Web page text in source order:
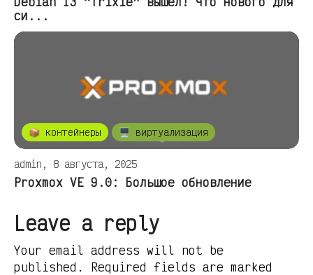
си...
📦 контейнеры 🖥️ виртуализация
admin, 8 августа, 2025
Proxmox VE 9.0: Большое обновление
Leave a reply
Your email address will not be
published. Required fields are marked